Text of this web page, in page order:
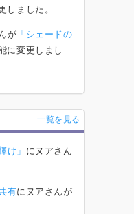
ました。
が 「シェードの
に変更しまし
一覧を見る
け」 にヌアさん
有にヌアさんが